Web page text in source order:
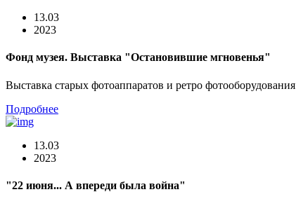
13.03
2023
Фонд музея. Выставка "Остановившие мгновенья"
Выставка старых фотоаппаратов и ретро фотооборудования
Подробнее
13.03
2023
"22 июня... А впереди была война"